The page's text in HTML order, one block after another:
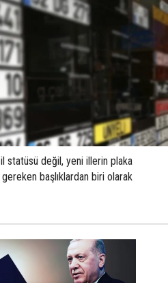
il statüsü değil, yeni illerin plaka
başlıklardan biri olarak